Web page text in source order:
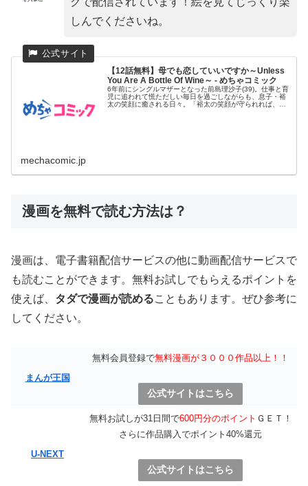
しんでくださいね。
【12話無料】母でも恋していいですか～Unless
You Are A Bottle Of Wine～ - めちゃコミック
6年前にシングルマザーとなった前島理沙子(39)。仕事と育
児に追われて慌ただしい毎日を過ごしながらも、息子・裕
太の笑顔に癒される日々。「裕太の笑顔が守られれば、他
mechacomic.jp
漫画を無料で読む方法は？
漫画は、電子書籍配信サービスの他に動画配信サービスで
も読むことができます。無料お試しでもらえるポイントを
使えば、 タダで漫画が読めることもあります。ぜひ参考に
してください。
まんが王国
無料会員登録で無料漫画が３０００作品以上！！
公式サイトはこちら
U-NEXT
無料お試しが31日間で600円分のポイント ＧＥＴ！
さらに作品購入でポイント40%還元
公式サイトはこちら